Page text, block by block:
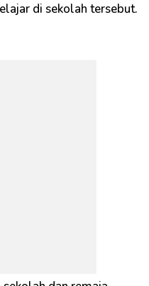
di sekolah tersebut.